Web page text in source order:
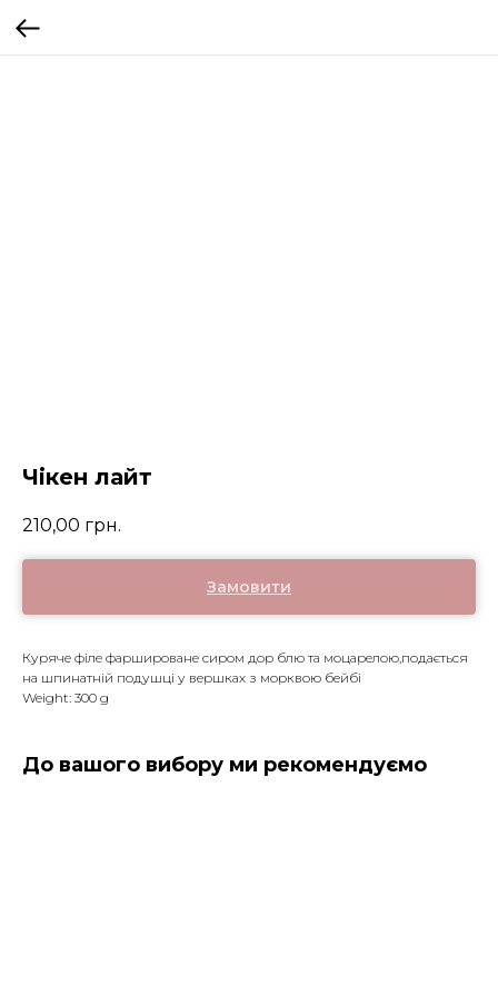
Чікен лайт
210,00 грн.
Замовити
Куряче філе фаршироване сиром дор блю та моцарелою,подається
на шпинатній подушці у вершках з морквою бейбі
Weight: 300 g
До вашого вибору ми рекомендуємо